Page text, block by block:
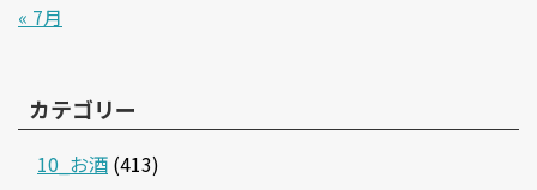
« 7月
カテゴリー
10_お酒 (413)